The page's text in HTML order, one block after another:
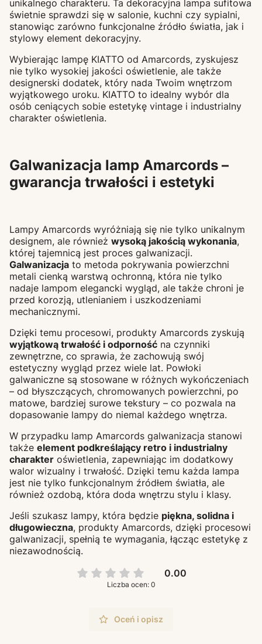
unikalnego charakteru. Ta dekoracyjna lampa sufitowa
świetnie sprawdzi się w salonie, kuchni czy sypialni,
stanowiąc zarówno funkcjonalne źródło światła, jak i
stylowy element dekoracyjny.
Wybierając lampę KIATTO od Amarcords, zyskujesz
nie tylko wysokiej jakości oświetlenie, ale także
designerski dodatek, który nada Twoim wnętrzom
wyjątkowego uroku. KIATTO to idealny wybór dla
osób ceniących sobie estetykę vintage i industrialny
charakter oświetlenia.
Galwanizacja lamp Amarcords –
gwarancja trwałości i estetyki
Lampy Amarcords wyróżniają się nie tylko unikalnym
designem, ale również wysoką jakością wykonania,
której tajemnicą jest proces galwanizacji.
Galwanizacja to metoda pokrywania powierzchni
metali cienką warstwą ochronną, która nie tylko
nadaje lampom elegancki wygląd, ale także chroni je
przed korozją, utlenianiem i uszkodzeniami
mechanicznymi.
Dzięki temu procesowi, produkty Amarcords zyskują
wyjątkową trwałość i odporność na czynniki
zewnętrzne, co sprawia, że zachowują swój
estetyczny wygląd przez wiele lat. Powłoki
galwaniczne są stosowane w różnych wykończeniach
– od błyszczących, chromowanych powierzchni, po
matowe, bardziej surowe tekstury – co pozwala na
dopasowanie lampy do niemal każdego wnętrza.
W przypadku lamp Amarcords galwanizacja stanowi
także element podkreślający retro i industrialny
charakter oświetlenia, zapewniając im dodatkowy
walor wizualny i trwałość. Dzięki temu każda lampa
jest nie tylko funkcjonalnym źródłem światła, ale
również ozdobą, która doda wnętrzu stylu i klasy.
Jeśli szukasz lampy, która będzie piękna, solidna i
długowieczna, produkty Amarcords, dzięki procesowi
galwanizacji, spełnią te wymagania, łącząc estetykę z
niezawodnością.
0.00
Liczba ocen: 0
Oceń i opisz